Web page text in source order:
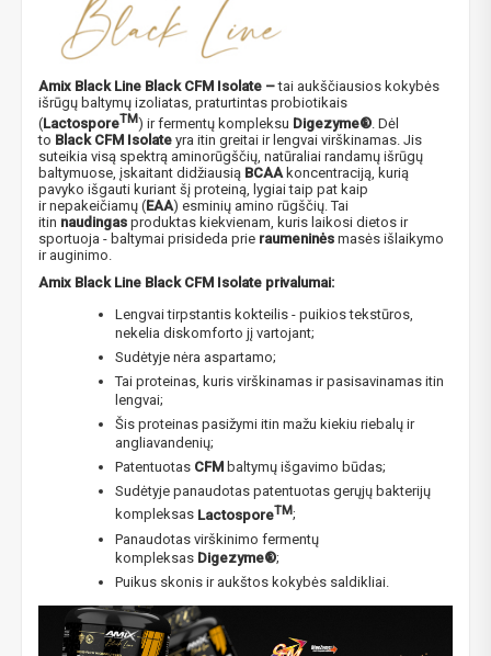
Amix Black Line Black CFM Isolate –tai aukščiausios kokybės
išrūgų baltymų izoliatas, praturtintas probiotikais
(LactosporeTM) ir fermentų kompleksu Digezyme®. Dėl
to Black CFM Isolate yra itin greitai ir lengvai virškinamas. Jis
suteikia visą spektrą aminorūgščių, natūraliai randamų išrūgų
baltymuose, įskaitant didžiausią BCAA koncentraciją, kurią
pavyko išgauti kuriant šį proteiną, lygiai taip pat kaip
ir nepakeičiamų (EAA) esminių amino rūgščių. Tai
itin naudingas produktas kiekvienam, kuris laikosi dietos ir
sportuoja - baltymai prisideda prie raumeninės masės išlaikymo
ir auginimo.
Amix Black Line Black CFM Isolate privalumai:
Lengvai tirpstantis kokteilis - puikios tekstūros,
nekelia diskomforto jį vartojant;
Sudėtyje nėra aspartamo;
Tai proteinas, kuris virškinamas ir pasisavinamas itin
lengvai;
Šis proteinas pasižymi itin mažu kiekiu riebalų ir
angliavandenių;
Patentuotas CFM baltymų išgavimo būdas;
Sudėtyje panaudotas patentuotas gerųjų bakterijų
kompleksas LactosporeTM;
Panaudotas virškinimo fermentų
kompleksas Digezyme®;
Puikus skonis ir aukštos kokybės saldikliai.